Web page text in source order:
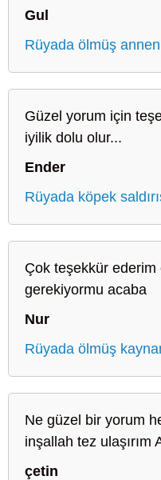
Gul
Rüyada ölmüş
Güzel yorum için
iyilik dolu olur...
Ender
Rüyada köpek
Çok teşekkür ederim
gerekiyormu acaba
Nur
Rüyada ölmüş
Ne güzel bir yorum
inşallah tez ulaşırım
çetin